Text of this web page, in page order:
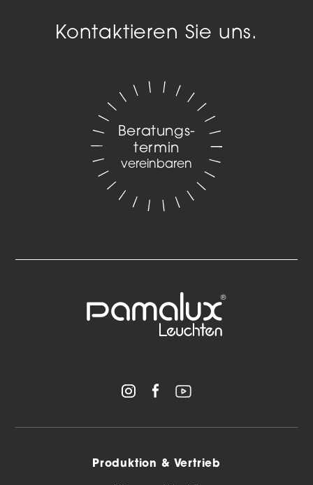
Kontaktieren Sie uns.
Beratungs­
termin
vereinbaren
Produktion & Vertrieb